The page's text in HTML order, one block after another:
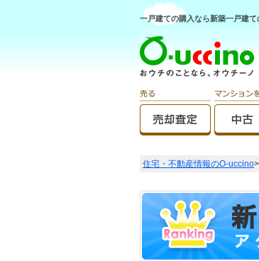
一戸建ての購入なら新築一戸建
住宅・不動産情報のO-uccino>